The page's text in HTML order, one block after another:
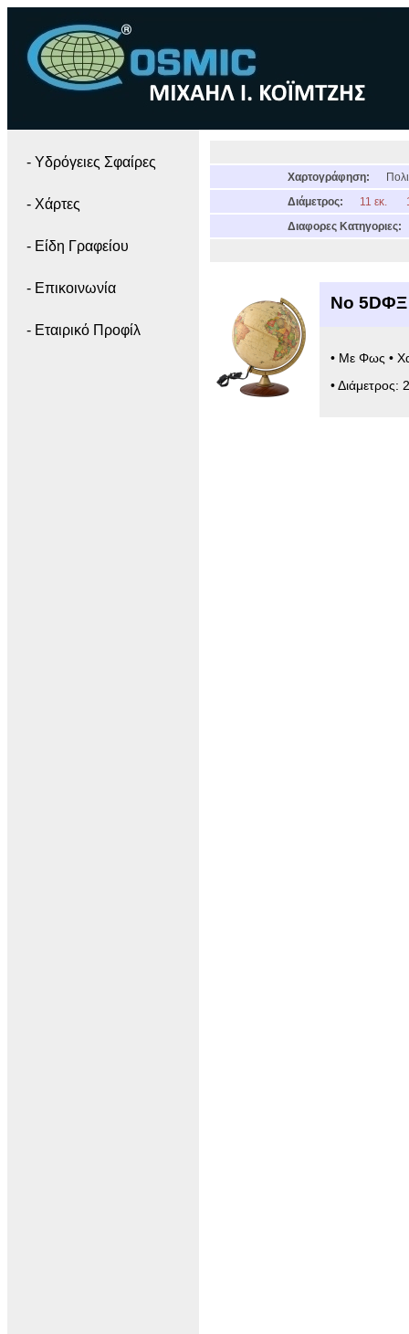
- Yδρόγειες Σφαίρες
- Χάρτες
- Είδη Γραφείου
- Επικοινωνία
- Εταιρικό Προφίλ
Χαρτογράφηση:
Διάμετρος:
11 εκ.
Διαφορες Κατηγοριες:
Νο
• Με Φως •
•